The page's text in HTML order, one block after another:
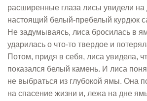
расширенные глаза лисы увидели
настоящий белый-пребелый курдюк
Не задумываясь, лиса бросилась в
ударилась о что-то твердое и
Потом, придя в себя, лиса увидела,
показался белый камень. И лиса
не выбраться из глубокой ямы. Она
на спасение жизни и, лежа на дне